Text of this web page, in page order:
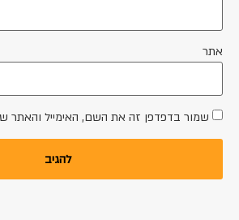
אתר
שמור בדפדפן זה את השם, האימייל והאתר